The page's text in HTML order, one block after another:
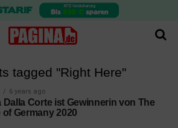
tagged "Right Here"
6 years ago
Dalla Corte ist Gewinnerin von The
of Germany 2020